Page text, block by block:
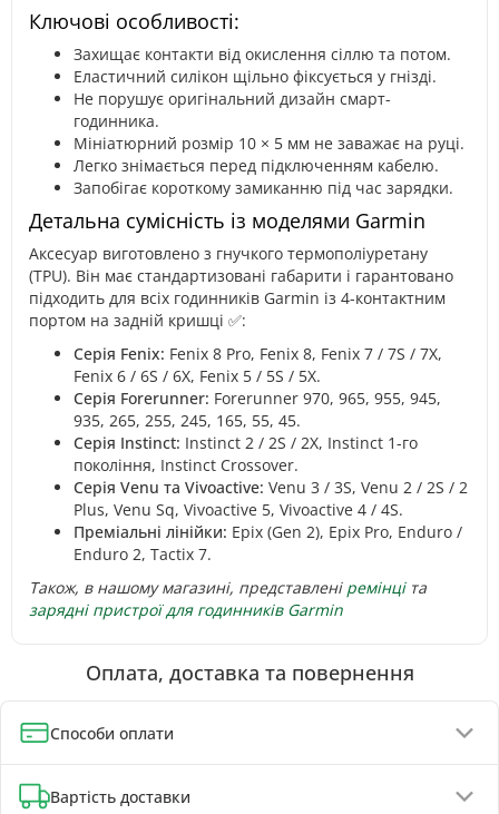
Ключові особливості:
Захищає контакти від окислення сіллю та потом.
Еластичний силікон щільно фіксується у гнізді.
Не порушує оригінальний дизайн смарт-
годинника.
Мініатюрний розмір 10 × 5 мм не заважає на руці.
Легко знімається перед підключенням кабелю.
Запобігає короткому замиканню під час зарядки.
Детальна сумісність із моделями Garmin
Аксесуар виготовлено з гнучкого термополіуретану
(TPU). Він має стандартизовані габарити і гарантовано
підходить для всіх годинників Garmin із 4-контактним
портом на задній кришці ✅:
Серія Fenix: Fenix 8 Pro, Fenix 8, Fenix 7 / 7S / 7X,
Fenix 6 / 6S / 6X, Fenix 5 / 5S / 5X.
Серія Forerunner: Forerunner 970, 965, 955, 945,
935, 265, 255, 245, 165, 55, 45.
Серія Instinct: Instinct 2 / 2S / 2X, Instinct 1-го
покоління, Instinct Crossover.
Серія Venu та Vivoactive: Venu 3 / 3S, Venu 2 / 2S / 2
Plus, Venu Sq, Vivoactive 5, Vivoactive 4 / 4S.
Преміальні лінійки: Epix (Gen 2), Epix Pro, Enduro /
Enduro 2, Tactix 7.
Також, в нашому магазині, представлені ремінціта
зарядні пристрої для годинників Garmin
Оплата, доставка та повернення
Способи оплати
Оплата при отриманні (до 130 грн - повна передплата)
Онлайн-оплата карткою, GPay, ApplePay
Вартість доставки